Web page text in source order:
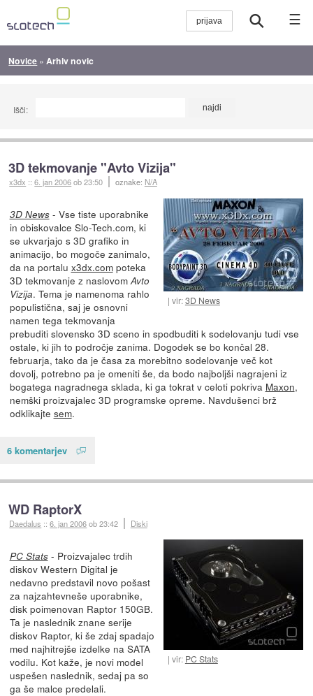
☰
Novice » Arhiv novic
Išči:
3D tekmovanje "Avto Vizija"
x3dx ::6. jan 2006ob 23:50 oznake: N/A
vir:3D News
3D News- Vse tiste uporabnike
in obiskovalce Slo-Tech.com, ki
se ukvarjajo s 3D grafiko in
animacijo, bo mogoče zanimalo,
da na portalu x3dx.compoteka
3D tekmovanje z naslovomAvto
Vizija. Tema je namenoma rahlo
populistična, saj je osnovni
namen tega tekmovanja
prebuditi slovensko 3D sceno in spodbuditi k sodelovanju tudi vse
ostale, ki jih to področje zanima. Dogodek se bo končal 28.
februarja, tako da je časa za morebitno sodelovanje več kot
dovolj, potrebno pa je omeniti še, da bodo najboljši nagrajeni iz
bogatega nagradnega sklada, ki ga tokrat v celoti pokriva Maxon,
nemški proizvajalec 3D programske opreme. Navdušenci brž
odklikajte sem.
6 komentarjev
WD RaptorX
Daedalus ::6. jan 2006ob 23:42 Diski
vir: PC Stats
PC Stats- Proizvajalec trdih
diskov Western Digital je
nedavno predstavil novo pošast
za najzahtevneše uporabnike,
disk poimenovan Raptor 150GB.
Ta je naslednik znane serije
diskov Raptor, ki še zdaj spadajo
med najhitrejše izdelke na SATA
vodilu. Kot kaže, je novi model
uspešen naslednik, sedaj pa so
ga še malce predelali.